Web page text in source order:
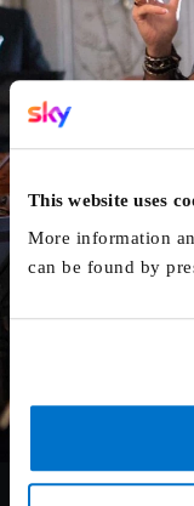
This website uses
More information
can be found by
6.4/10